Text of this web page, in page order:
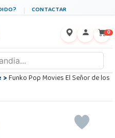
CONTACTAR
0
>Funko Pop Movies El Señor de los